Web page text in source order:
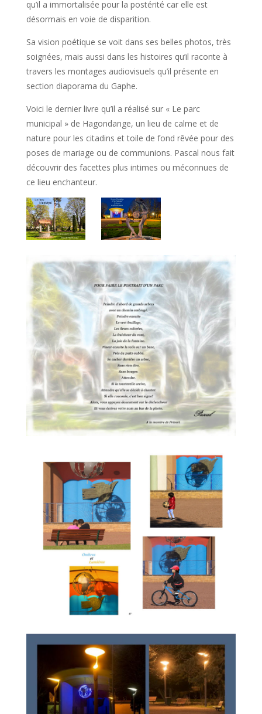
qu’il a immortalisée pour la postérité car elle est
désormais en voie de disparition.
Sa vision poétique se voit dans ses belles photos, très
soignées, mais aussi dans les histoires qu’il raconte à
travers les montages audiovisuels qu’il présente en
section diaporama du Gaphe.
Voici le dernier livre qu’il a réalisé sur « Le parc
municipal » de Hagondange, un lieu de calme et de
nature pour les citadins et toile de fond rêvée pour des
poses de mariage ou de communions. Pascal nous fait
découvrir des facettes plus intimes ou méconnues de
ce lieu enchanteur.